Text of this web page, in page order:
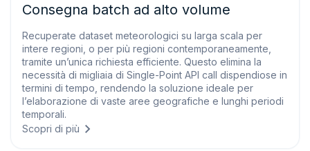
Consegna batch ad alto volume
Recuperate dataset meteorologici su larga scala per
intere regioni, o per più regioni contemporaneamente,
tramite un’unica richiesta efficiente. Questo elimina la
necessità di migliaia di Single-Point API call dispendiose in
termini di tempo, rendendo la soluzione ideale per
l’elaborazione di vaste aree geografiche e lunghi periodi
temporali.
Scopri di più